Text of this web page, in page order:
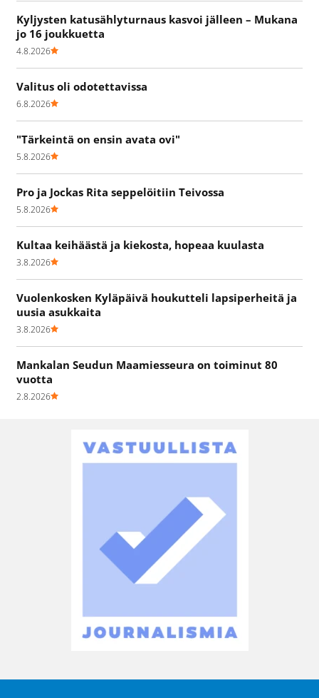
Kyljysten katusählyturnaus kasvoi jälleen – Mukana
jo 16 joukkuetta
4.8.2026
Valitus oli odotettavissa
6.8.2026
"Tärkeintä on ensin avata ovi"
5.8.2026
Pro ja Jockas Rita seppelöitiin Teivossa
5.8.2026
Kultaa keihäästä ja kiekosta, hopeaa kuulasta
3.8.2026
Vuolenkosken Kyläpäivä houkutteli lapsiperheitä ja
uusia asukkaita
3.8.2026
Mankalan Seudun Maamiesseura on toiminut 80
vuotta
2.8.2026